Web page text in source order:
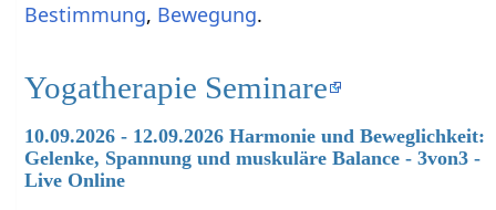
Bestimmung, Bewegung.
Yogatherapie Seminare
10.09.2026 - 12.09.2026 Harmonie und Beweglichkeit:
Gelenke, Spannung und muskuläre Balance - 3von3 -
Live Online